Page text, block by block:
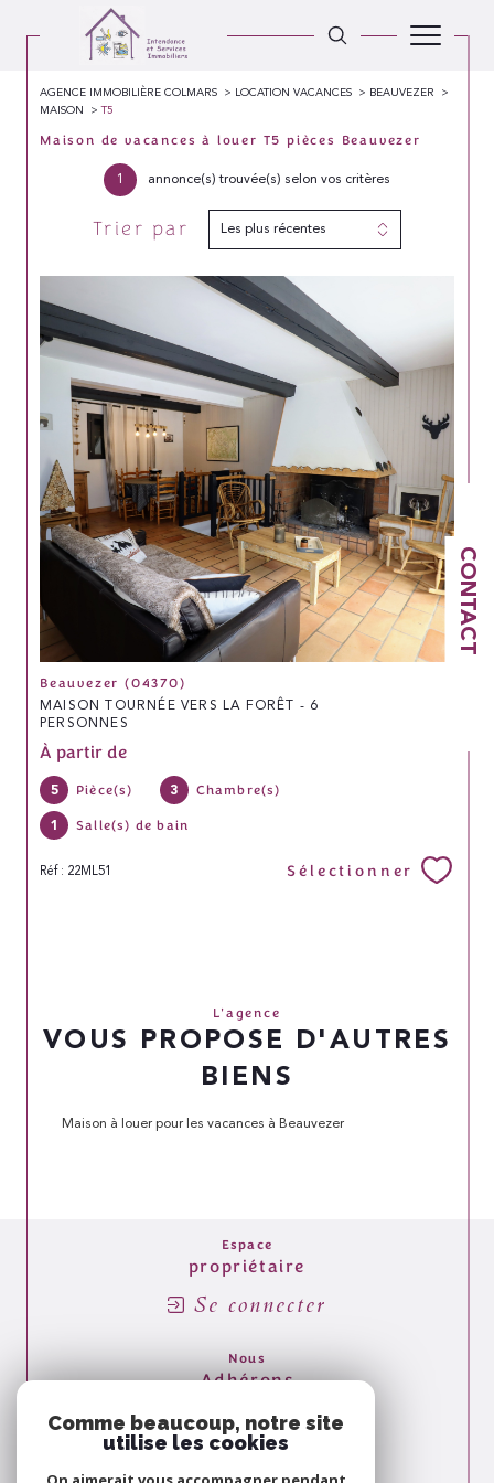
CONTACT
AGENCE IMMOBILIÈRE COLMARS LOCATION VACANCES
BEAUVEZER
MAISON
T5
Maison de vacances à louer T5 pièces Beauvezer
1 annonce(s) trouvée(s) selon vos critères
Trier par Les plus récentes
Beauvezer (04370)
MAISON TOURNÉE VERS LA FORÊT - 6
PERSONNES
À partir de
5 Pièce(s) 3 Chambre(s)
1 Salle(s) de bain
Réf : 22ML51 Sélectionner
L'agence
VOUS PROPOSE D'AUTRES
BIENS
Maison à louer pour les vacances à Beauvezer
Espace
propriétaire
Se connecter
Nous
Adhérons
Comme beaucoup, notre site
utilise les cookies